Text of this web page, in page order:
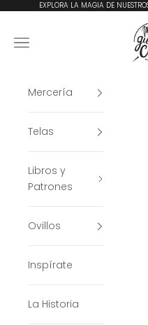
Ir al contenidoEXPLORA LA MAGIA DE
Menú
Mercería
Telas
Libros y
Patrones
Ovillos
Inspírate
La Historia